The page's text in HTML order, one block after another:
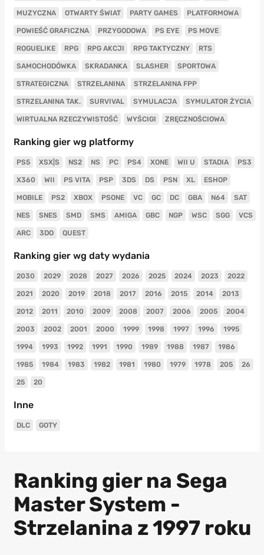
MUZYCZNA OTWARTY ŚWIAT PARTY GAMES PLATFORMOWA
POWIEŚĆ GRAFICZNA PRZYGODOWA PS EYE PS MOVE
ROGUELIKE RPG RPG AKCJI RPG TAKTYCZNY RTS
SAMOCHODÓWKA SKRADANKA SLASHER SPORTOWA
STRATEGICZNA STRZELANINA STRZELANINA FPP
STRZELANINA TAK. SURVIVAL SYMULACJA SYMULATOR ŻYCIA
WIRTUALNA RZECZYWISTOŚĆ WYŚCIGI ZRĘCZNOŚCIOWA
Ranking gier wg platformy
PS5 XSX|S NS2 NS PC PS4 XONE WII U STADIA PS3
X360 WII PS VITA PSP 3DS DS PSN XL ESHOP
MOBILE PS2 XBOX PSONE VC GC DC GBA N64 SAT
NES SNES SMD SMS AMIGA GBC NGP WSC SGG VCS
ARC 3DO QUEST
Ranking gier wg daty wydania
2030 2029 2028 2027 2026 2025 2024 2023 2022
2021 2020 2019 2018 2017 2016 2015 2014 2013
2012 2011 2010 2009 2008 2007 2006 2005 2004
2003 2002 2001 2000 1999 1998 1997 1996 1995
1994 1993 1992 1991 1990 1989 1988 1987 1986
1985 1984 1983 1982 1981 1980 1979 1978 205 26
25 20
Inne
DLC GOTY
Ranking gier na Sega
Master System -
Strzelanina z 1997 roku